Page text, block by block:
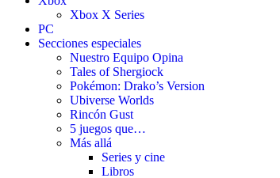
Xbox X Series
PC
Secciones especiales
Nuestro Equipo Opina
Tales of Shergiock
Pokémon: Drako’s Version
Ubiverse Worlds
Rincón Gust
5 juegos que…
Más allá
Series y cine
Libros